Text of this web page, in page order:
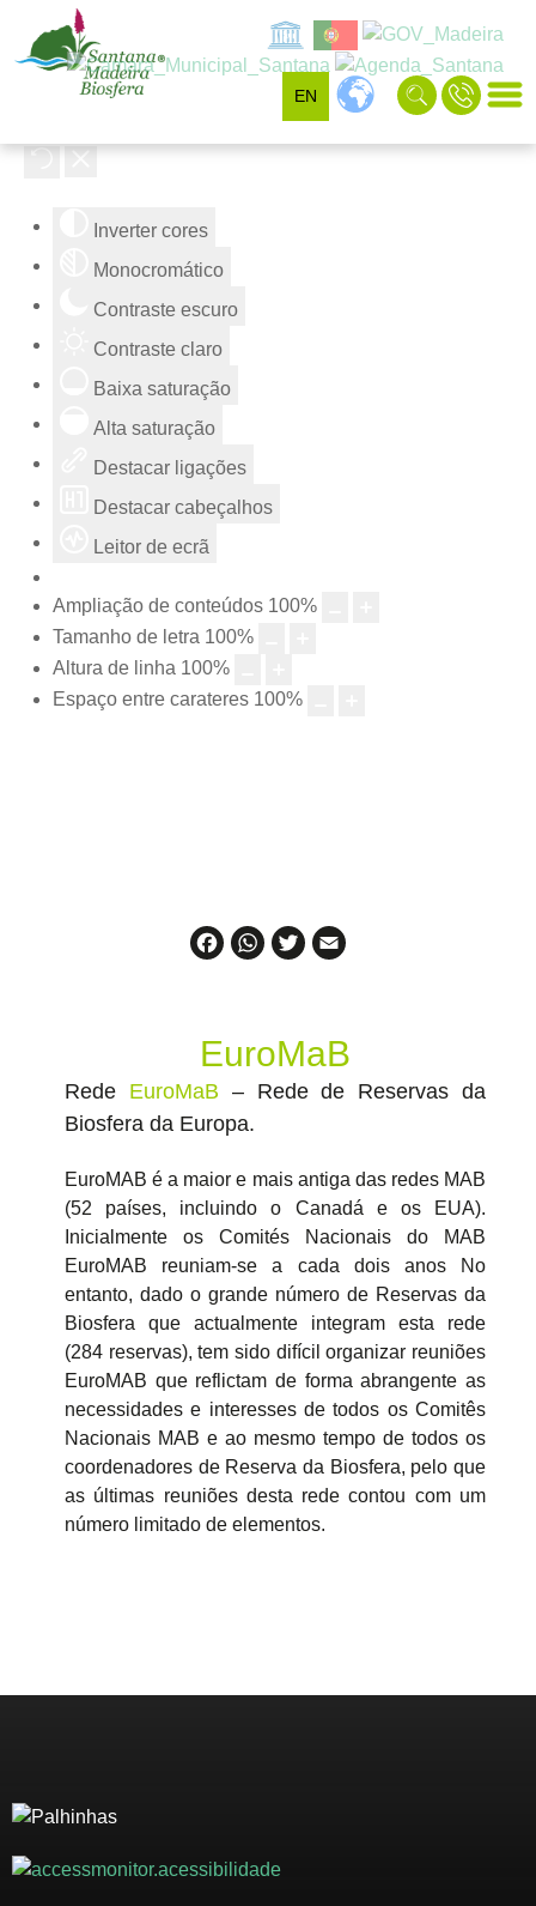
Inverter cores
Monocromático
Contraste escuro
Contraste claro
Baixa saturação
Alta saturação
Destacar ligações
Destacar cabeçalhos
Leitor de ecrã
Ampliação de conteúdos 100%
Tamanho de letra 100%
Altura de linha 100%
Espaço entre carateres 100%
EN
FacebookWhatsApp
Twitter
EuroMaB
Rede EuroMaB – Rede de Reservas da
Biosfera da Europa.
EuroMAB é a maior e mais antiga das redes MAB
(52 países, incluindo o Canadá e os EUA).
Inicialmente os Comités Nacionais do MAB
EuroMAB reuniam-se a cada dois anos No
entanto, dado o grande número de Reservas da
Biosfera que actualmente integram esta rede
(284 reservas), tem sido difícil organizar reuniões
EuroMAB que reflictam de forma abrangente as
necessidades e interesses de todos os Comitês
Nacionais MAB e ao mesmo tempo de todos os
coordenadores de Reserva da Biosfera, pelo que
as últimas reuniões desta rede contou com um
número limitado de elementos.